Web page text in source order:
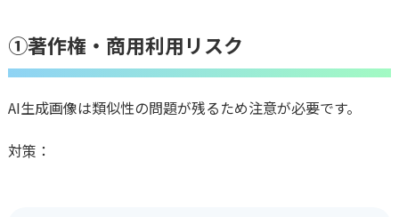
①著作権・商用利用リスク
AI生成画像は類似性の問題が残るため注意が必要です。
対策：